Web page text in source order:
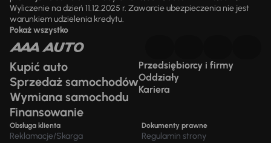
Wyliczenie na dzień 11.12.2025 r. Zawarcie ubezpieczenia nie jest
warunkiem udzielenia kredytu.
Pokaż wszystko
Kupić auto
Sprzedaż samochodów
Wymiana samochodu
Finansowanie
Przedsiębiorcy i firmy
Oddziały
Kariera
Obsługa klienta
Reklamacje/Skarga
Dokumenty prawne
Regulamin strony